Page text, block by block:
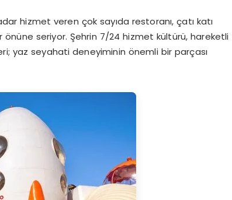
hizmet veren çok sayıda restoranı, çatı katı
önüne seriyor. Şehrin 7/24 hizmet kültürü, hareketli
yaz seyahati deneyiminin önemli bir parçası